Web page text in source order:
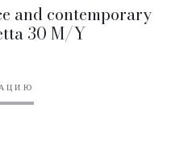
and contemporary
30 M/Y